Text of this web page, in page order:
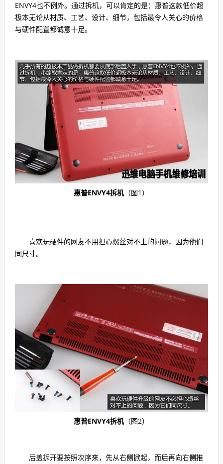
ENVY4也不例外。通过拆机，可以肯定的是：惠普这款低价超
极本无论从材质、工艺、设计、细节，包括最令人关心的价格
与硬件配置都诚意十足。
惠普ENVY4拆机（图1）
喜欢玩硬件的网友不用担心螺丝对不上的问题，因为他们
同尺寸。
惠普ENVY4拆机（图2）
后盖拆开要按照次序来，先从右侧掀起，而后再向右侧推